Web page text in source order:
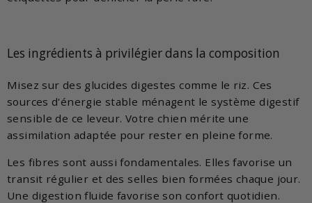
Les ingrédients à privilégier dans la composition
Misez sur des glucides digestes comme le riz. Ces
sources d'énergie stable ménagent le système digestif
sensible de ce leveur. Votre chien mérite une
assimilation adaptée pour rester en pleine forme.
Les fibres sont aussi fondamentales. Elles favorise un
transit régulier et des selles bien formées chaque jour.
Une digestion fluide favorise son confort quotidien.